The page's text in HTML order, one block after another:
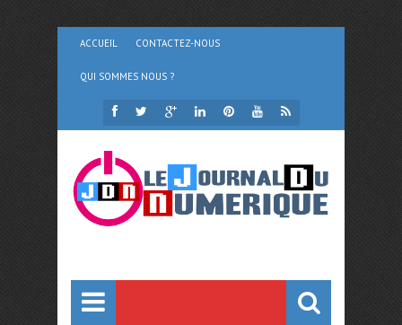
ACCUEIL CONTACTEZ-NOUS
QUI SOMMES NOUS ?